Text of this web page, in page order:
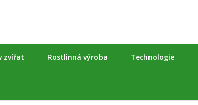
zvířat Rostlinná výroba Technologie